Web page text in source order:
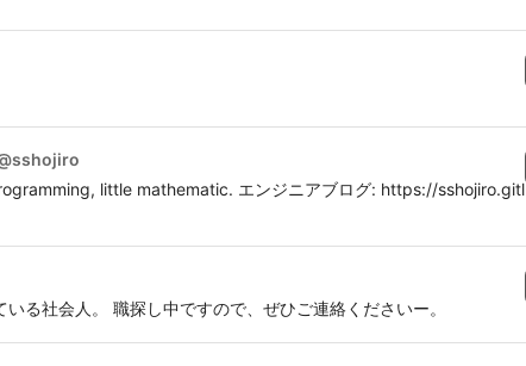
sshojiro
little mathematic. エンジニアブログ: https://sshojiro.gitl
る社会人。 職探し中ですので、ぜひご連絡くださいー。